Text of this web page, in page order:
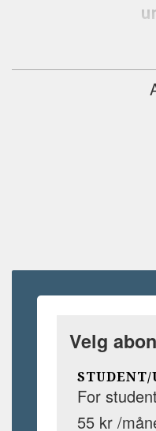
Velg
STUDENT/
For
55 kr /